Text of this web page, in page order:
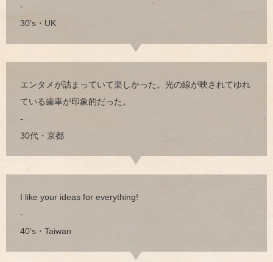
-
30’s・UK
エンタメが詰まっていて楽しかった。光の線が映されてゆれ
ている歯車が印象的だった。
-
30代・京都
I like your ideas for everything!
-
40’s・Taiwan